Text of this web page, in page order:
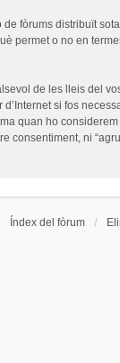
de fòrums distribuït sota
permet o no en
de les lleis del
si fos
quan ho
ni
Índex del fòrum